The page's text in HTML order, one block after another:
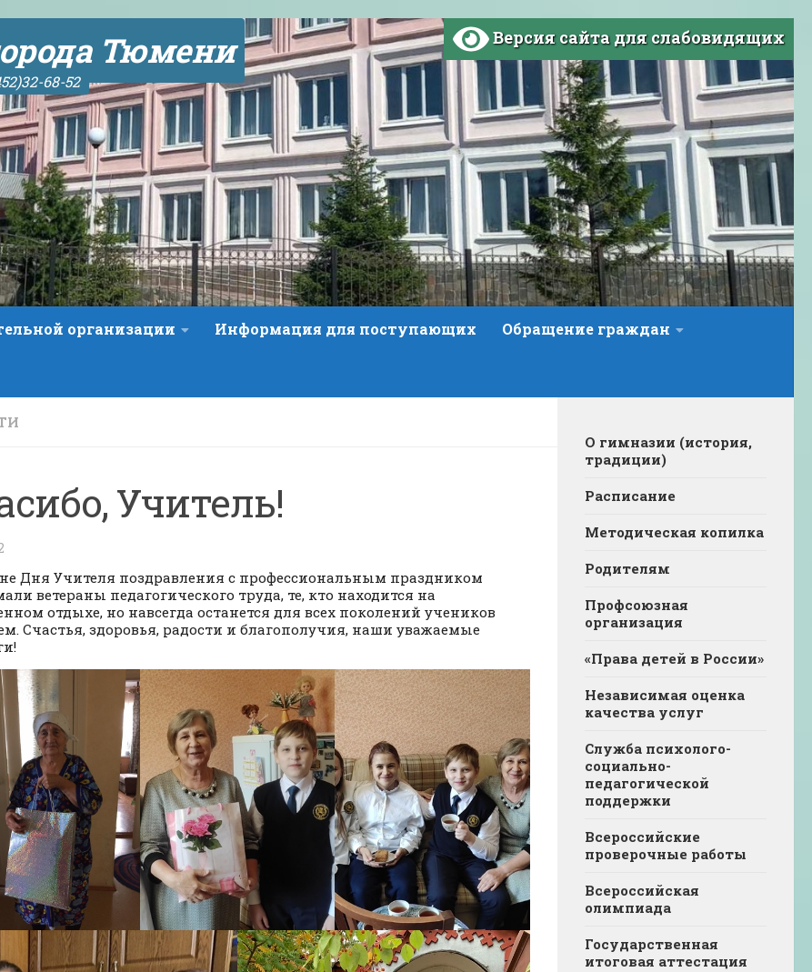
Тюмени
68-52
Версия сайта для слабовидящих
организации Информация для поступающих Обращение граждан
Учитель!
Дня Учителя поздравления с профессиональным праздником
ветераны педагогического труда, те, кто находится на
отдыхе, но навсегда останется для всех поколений учеников
Счастья, здоровья, радости и благополучия, наши уважаемые
О гимназии (история,
традиции)
Расписание
Методическая копилка
Родителям
Профсоюзная
организация
«Права детей в России»
Независимая оценка
качества услуг
Служба психолого-
социально-
педагогической
поддержки
Всероссийские
проверочные работы
Всероссийская
олимпиада
Государственная
итоговая аттестация